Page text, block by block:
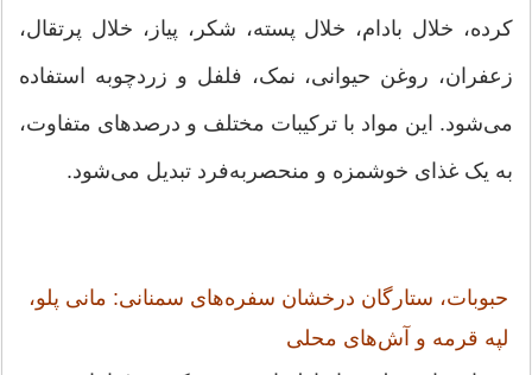
کرده، خلال بادام، خلال پسته، شکر، پیاز، خلال پرتقال،
زعفران، روغن حیوانی، نمک، فلفل و زردچوبه استفاده
می‌شود. این مواد با ترکیبات مختلف و درصدهای متفاوت،
به یک غذای خوشمزه و منحصربه‌فرد تبدیل می‌شود.
حبوبات، ستارگان درخشان سفره‌های سمنانی: مانی پلو،
لپه قرمه و آش‌های محلی